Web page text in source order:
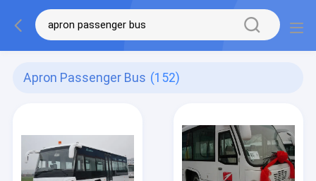
Apron Passenger Bus (152)